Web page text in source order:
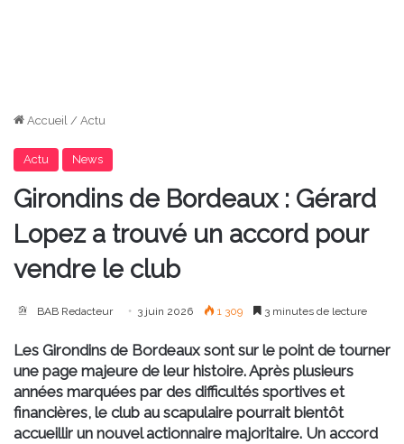
Accueil / Actu
Actu News
Girondins de Bordeaux : Gérard
Lopez a trouvé un accord pour
vendre le club
BAB Redacteur 3 juin 2026 1 309 3 minutes de lecture
Les Girondins de Bordeaux sont sur le point de tourner
une page majeure de leur histoire. Après plusieurs
années marquées par des difficultés sportives et
financières, le club au scapulaire pourrait bientôt
accueillir un nouvel actionnaire majoritaire. Un accord